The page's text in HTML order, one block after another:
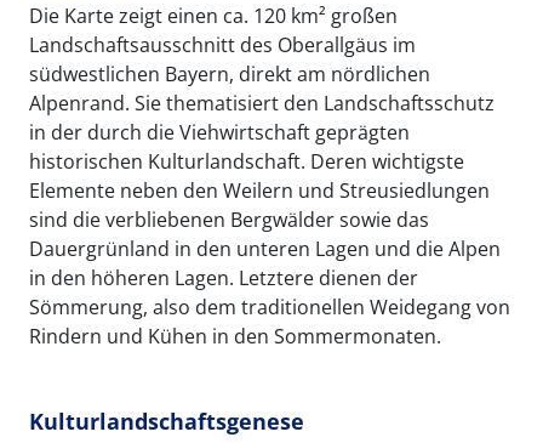
Die Karte zeigt einen ca. 120 km² großen
Landschaftsausschnitt des Oberallgäus im
südwestlichen Bayern, direkt am nördlichen
Alpenrand. Sie thematisiert den Landschaftsschutz
in der durch die Viehwirtschaft geprägten
historischen Kulturlandschaft. Deren wichtigste
Elemente neben den Weilern und Streusiedlungen
sind die verbliebenen Bergwälder sowie das
Dauergrünland in den unteren Lagen und die Alpen
in den höheren Lagen. Letztere dienen der
Sömmerung, also dem traditionellen Weidegang von
Rindern und Kühen in den Sommermonaten.
Kulturlandschaftsgenese